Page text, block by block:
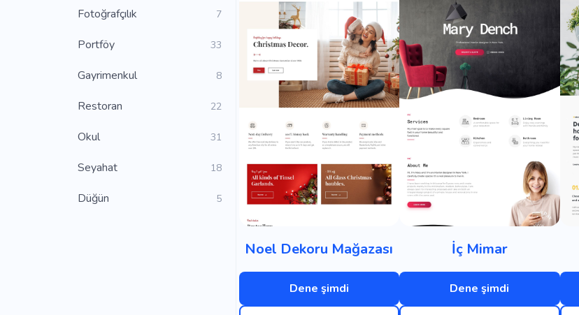
Fotoğrafçılık 7
Portföy 33
Gayrimenkul 8
Restoran 22
Okul 31
Seyahat 18
Düğün 5
Noel Dekoru Mağazası
Dene şimdi
İç Mimar
Dene şimdi